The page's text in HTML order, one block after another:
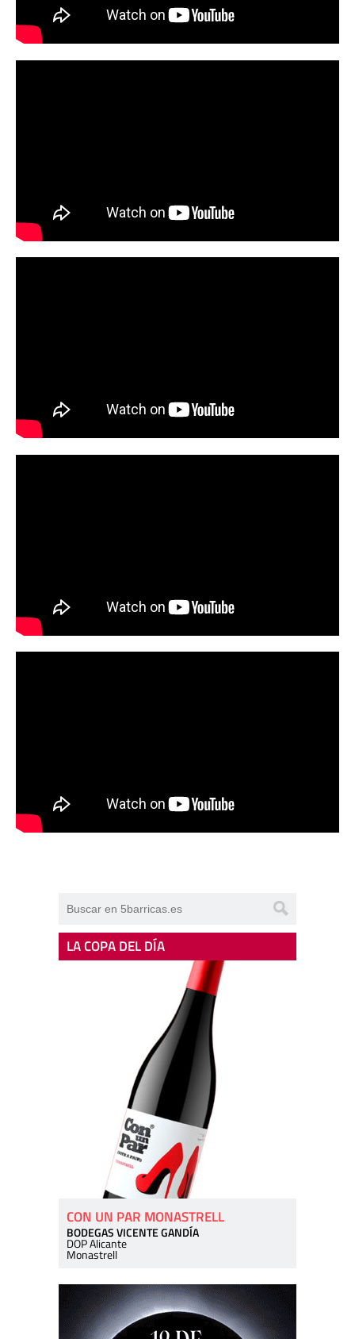
LA COPA DEL DÍA
CON UN PAR MONASTRELL
BODEGAS VICENTE GANDÍA
DOP Alicante
Monastrell